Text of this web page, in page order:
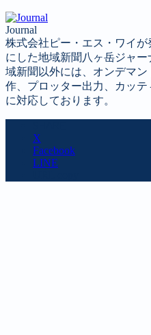
Journal
株式会社ピー・エス・ワイ
にした地域新聞八ヶ岳ジャ
域新聞以外には、オンデマ
作、プロッター出力、カッ
に対応しております。
X
Facebook
LINE